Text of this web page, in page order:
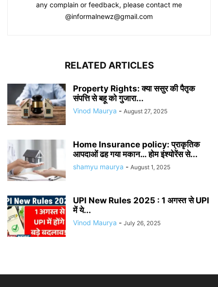
any complain or feedback, please contact me
@informalnewz@gmail.com
RELATED ARTICLES
Property Rights: क्या ससुर की पैतृक
संपत्ति से बहू को गुजारा...
Vinod Maurya - August 27, 2025
Home Insurance policy: प्राकृतिक
आपदाओं ढह गया मकान… होम इंश्योरेंस से...
shamyu maurya - August 1, 2025
UPI New Rules 2025 : 1 अगस्त से UPI
में ये...
Vinod Maurya - July 26, 2025